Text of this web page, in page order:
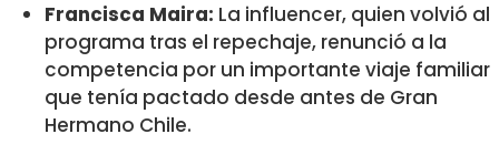
Francisca Maira: La influencer, quien volvió al
programa tras el repechaje, renunció a la
competencia por un importante viaje familiar
que tenía pactado desde antes de Gran
Hermano Chile.